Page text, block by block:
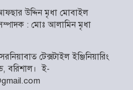
আসন্ন বাকেরগঞ্জ পৌর নির্বাচনে
নারী কাউন্সিলর পদে দোয়া চাইলেন
বিএমএসএফ নেত্রী সাবরিনা
‘ইসরাইলি সেনাবাহিনী ধ্বংসের
দ্বারপ্রান্তে’ : ইরানের হামলায়
এশিয়ায় ১৩ মার্কিন ঘাঁটি ধ্বংস
উদ্দিন মৃধা মোবাইল
: মোঃ আলামিন মৃধা
টেক্সটাইল ইঞ্জিনিয়ারিং
বরিশাল।ই-